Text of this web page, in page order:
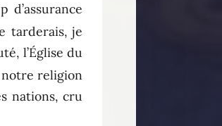
tarderais, je
l’Église du
religion
nations, cru